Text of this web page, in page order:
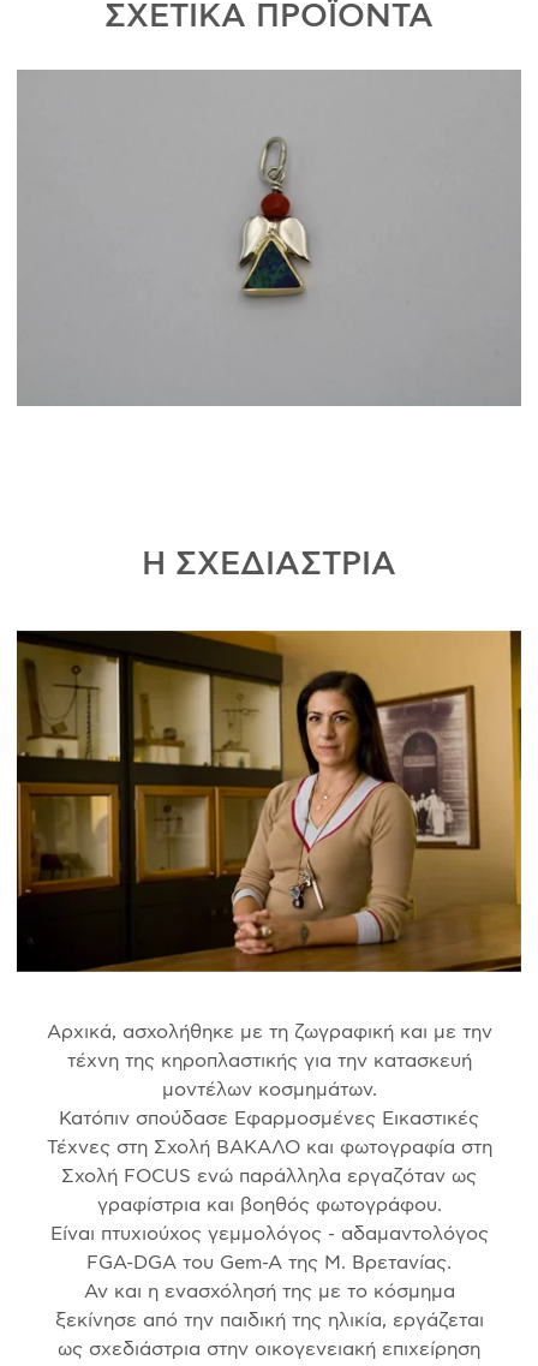
ΣΧΕΤΙΚΑ ΠΡΟΪΟΝΤΑ
Η ΣΧΕΔΙΑΣΤΡΙΑ
Αρχικά, ασχολήθηκε με τη ζωγραφική και με την
τέχνη της κηροπλαστικής για την κατασκευή
μοντέλων κοσμημάτων.
Κατόπιν σπούδασε Εφαρμοσμένες Εικαστικές
Τέχνες στη Σχολή ΒΑΚΑΛΟ και φωτογραφία στη
Σχολή FOCUS ενώ παράλληλα εργαζόταν ως
γραφίστρια και βοηθός φωτογράφου.
Είναι πτυχιούχος γεμμολόγος - αδαμαντολόγος
FGA-DGA του Gem-A της Μ. Βρετανίας.
Αν και η ενασχόλησή της με το κόσμημα
ξεκίνησε από την παιδική της ηλικία, εργάζεται
ως σχεδιάστρια στην οικογενειακή επιχείρηση